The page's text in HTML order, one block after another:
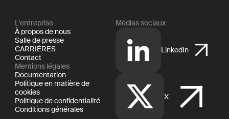
L'entreprise
À propos de nous
Salle de presse
CARRIÈRES
Contact
Mentions légales
Documentation
Politique en matière de
cookies
Politique de confidentialité
Conditions générales
Médias sociaux
LinkedIn
X